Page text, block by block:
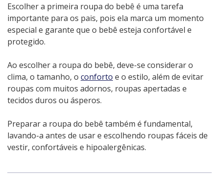
Escolher a primeira roupa do bebê é uma tarefa
importante para os pais, pois ela marca um momento
especial e garante que o bebê esteja confortável e
protegido.
Ao escolher a roupa do bebê, deve-se considerar o
clima, o tamanho, o conforto e o estilo, além de evitar
roupas com muitos adornos, roupas apertadas e
tecidos duros ou ásperos.
Preparar a roupa do bebê também é fundamental,
lavando-a antes de usar e escolhendo roupas fáceis de
vestir, confortáveis e hipoalergênicas.